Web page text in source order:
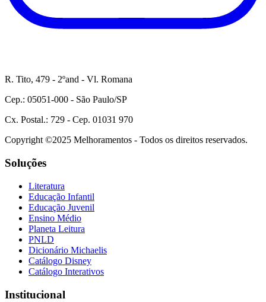
R. Tito, 479 - 2ºand - Vl. Romana
Cep.: 05051-000 - São Paulo/SP
Cx. Postal.: 729 - Cep. 01031 970
Copyright ©2025 Melhoramentos - Todos os direitos reservados.
Soluções
Literatura
Educação Infantil
Educação Juvenil
Ensino Médio
Planeta Leitura
PNLD
Dicionário Michaelis
Catálogo Disney
Catálogo Interativos
Institucional